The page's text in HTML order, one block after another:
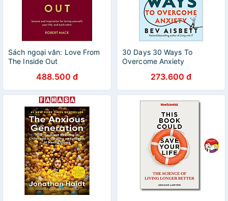
Sách ngoại văn: Love From
The Inside Out
488.500 đ
30 Days 30 Ways To
Overcome Anxiety
273.600 đ